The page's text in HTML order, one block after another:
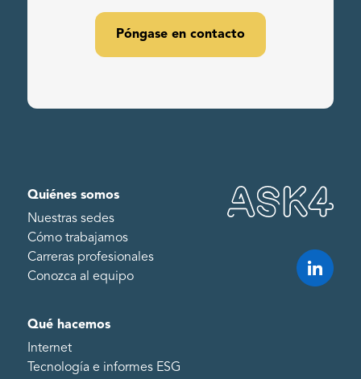
Póngase en contacto
Quiénes somos
Nuestras sedes
Cómo trabajamos
Carreras profesionales
Conozca al equipo
Qué hacemos
Internet
Tecnología e informes ESG